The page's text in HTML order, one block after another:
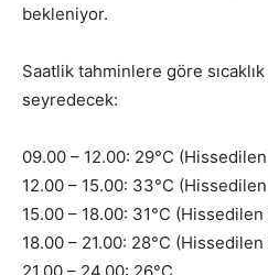
bekleniyor.
Saatlik tahminlere göre
seyredecek:
09.00 – 12.00: 29°C
12.00 – 15.00: 33°C
15.00 – 18.00: 31°C
18.00 – 21.00: 28°C (Hissedilen
21.00 – 24.00: 26°C